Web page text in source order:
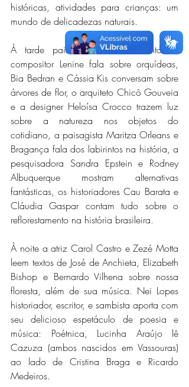
históricas, atividades para crianças: um
mundo de delicadezas naturais.
À tarde painéis de conhecimento: o
compositor Lenine fala sobre orquídeas,
Bia Bedran e Cássia Kis conversam sobre
árvores de flor, o arquiteto Chicô Gouveia
e a designer Heloísa Crocco trazem luz
sobre a natureza nos objetos do
cotidiano, a paisagista Maritza Orleans e
Bragança fala dos labirintos na história, a
pesquisadora Sandra Epstein e Rodney
Albuquerque mostram alternativas
fantásticas, os historiadores Cau Barata e
Cláudia Gaspar contam tudo sobre o
reflorestamento na história brasileira.
À noite a atriz Carol Castro e Zezé Motta
leem textos de José de Anchieta, Elizabeth
Bishop e Bernardo Vilhena sobre nossa
floresta, além de sua música. Nei Lopes
historiador, escritor, e sambista aporta com
seu delicioso espetáculo de poesia e
música: Poétnica, Lucinha Araújo lê
Cazuza (ambos nascidos em Vassouras)
ao lado de Cristina Braga e Ricardo
Medeiros.